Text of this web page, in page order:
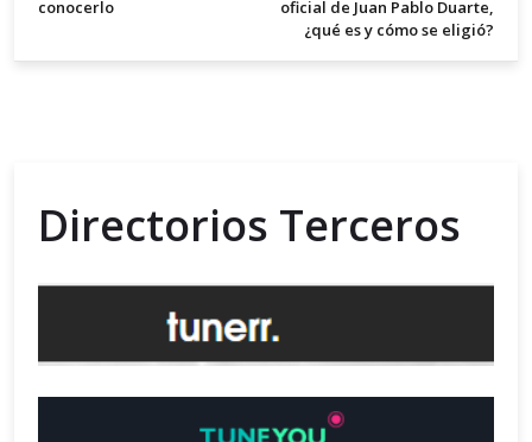
conocerlo
oficial de Juan Pablo Duarte,
¿qué es y cómo se eligió?
Directorios Terceros